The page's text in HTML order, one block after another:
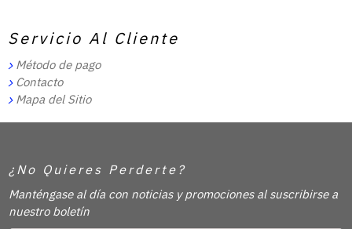
Servicio Al Cliente
Método de pago
Contacto
Mapa del Sitio
¿No Quieres Perderte?
Manténgase al día con noticias y promociones al suscribirse a
nuestro boletín